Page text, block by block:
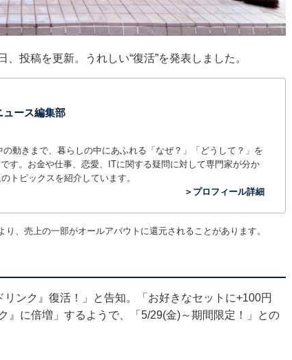
投稿を更新。うれしい“復活”を発表しました。
ース編集部
動きまで、暮らしの中にあふれる「なぜ？」「どうして？」を
す。お金や仕事、恋愛、ITに関する疑問に対して専門家が分か
トピックスを紹介しています。
＞プロフィール詳細
、売上の一部がオールアバウトに還元されることがあります。
ンク』復活！」と告知。「お好きなセットに+100円
』に倍増」するようで、「5/29(金)～期間限定！」との